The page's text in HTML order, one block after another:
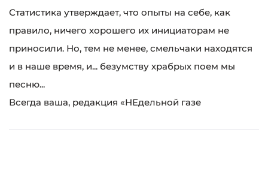
Статистика утверждает, что опыты на себе, как
правило, ничего хорошего их инициаторам не
приносили. Но, тем не менее, смельчаки находятся
и в наше время, и... безумству храбрых поем мы
песню...
Всегда ваша, редакция «НЕдельной газе